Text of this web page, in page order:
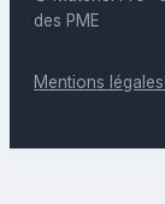
des PME
Mentions légales